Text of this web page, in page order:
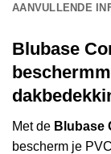
AANVULLENDE
Blubase
Met de Blubase
bescherm je